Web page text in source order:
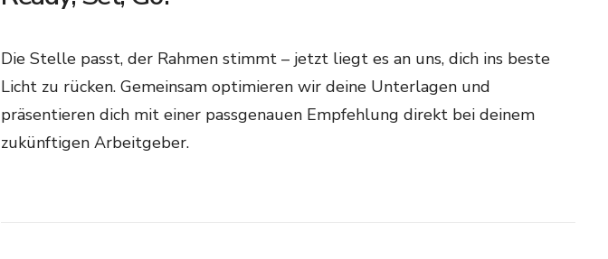
Die Stelle passt, der Rahmen stimmt – jetzt liegt es an uns, dich ins beste
Licht zu rücken. Gemeinsam optimieren wir deine Unterlagen und
präsentieren dich mit einer passgenauen Empfehlung direkt bei deinem
zukünftigen Arbeitgeber.